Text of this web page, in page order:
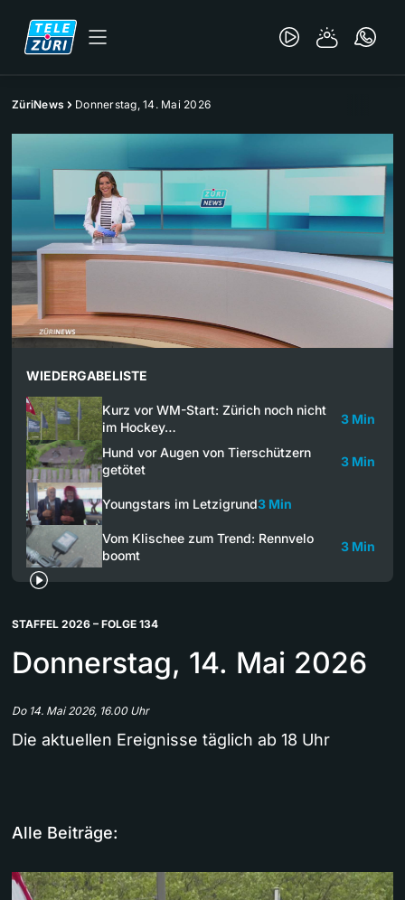
ZüriNews Donnerstag, 14. Mai 2026
WIEDERGABELISTE
Kurz vor WM-Start: Zürich noch nicht
im Hockey…
3 Min
Hund vor Augen von Tierschützern
getötet
3 Min
Youngstars im Letzigrund3 Min
Vom Klischee zum Trend: Rennvelo
boomt
3 Min
STAFFEL 2026 – FOLGE 134
Donnerstag, 14. Mai 2026
Do 14. Mai 2026, 16.00 Uhr
Die aktuellen Ereignisse täglich ab 18 Uhr
Alle Beiträge: